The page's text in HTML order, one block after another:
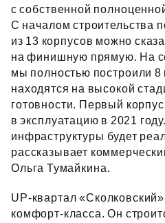
с собственной
С началом строительства
из 13 корпусов можно
на финишную прямую. На
мы полностью построили
находятся на высокой
готовности. Первый
в эксплуатацию в 2021
инфраструктуры будет
рассказывает
Ольга Тумайкина.
UP‑квартал
комфорт‑класса. Он